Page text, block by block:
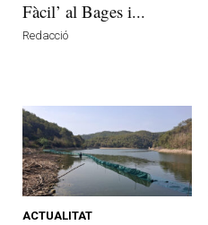
Fàcil’ al Bages i...
Redacció
ACTUALITAT